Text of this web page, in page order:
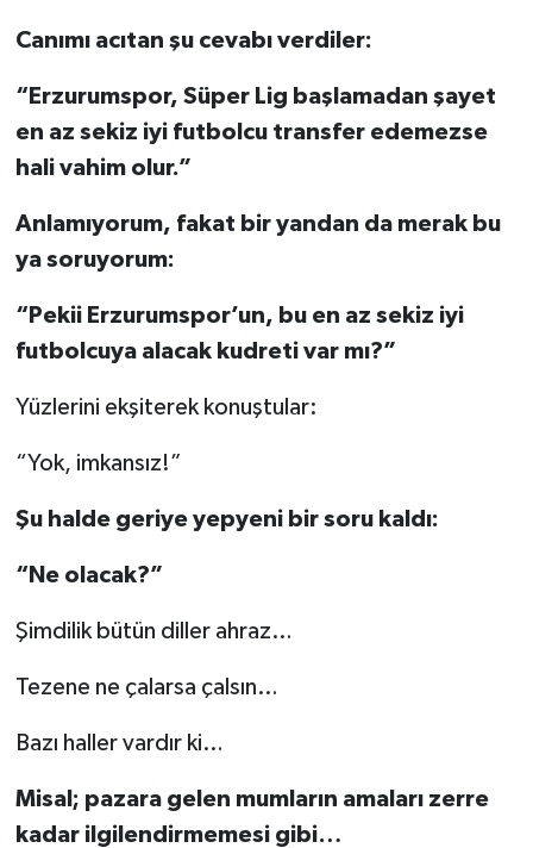
Canımı acıtan şu cevabı verdiler:
“Erzurumspor, Süper Lig başlamadan şayet
en az sekiz iyi futbolcu transfer edemezse
hali vahim olur.”
Anlamıyorum, fakat bir yandan da merak bu
ya soruyorum:
“Pekii Erzurumspor’un, bu en az sekiz iyi
futbolcuya alacak kudreti var mı?”
Yüzlerini ekşiterek konuştular:
“Yok, imkansız!”
Şu halde geriye yepyeni bir soru kaldı:
“Ne olacak?”
Şimdilik bütün diller ahraz…
Tezene ne çalarsa çalsın…
Bazı haller vardır ki…
Misal; pazara gelen mumların amaları zerre
kadar ilgilendirmemesi gibi…